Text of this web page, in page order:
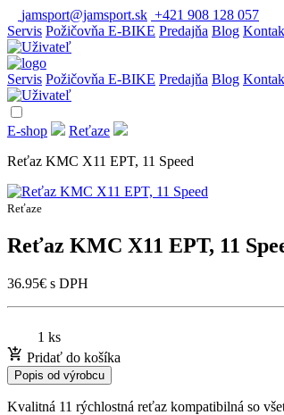
jamsport@jamsport.sk +421 908 128 057
Servis Požičovňa E-BIKE Predajňa Blog
Servis Požičovňa E-BIKE Predajňa Blog
E-shop
Reťaze
Reťaz KMC X11 EPT, 11 Speed
Reťaze
Reťaz KMC X11 EPT, 11
36.95€ s DPH
1 ks
Pridať do košíka
Popis od výrobcu
Kvalitná 11 rýchlostná reťaz kompatibilná so